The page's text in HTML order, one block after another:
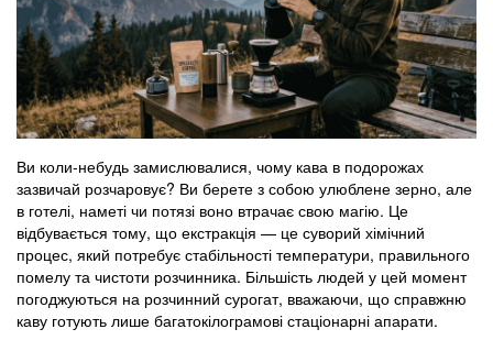
Ви коли-небудь замислювалися, чому кава в подорожах
зазвичай розчаровує? Ви берете з собою улюблене зерно, але
в готелі, наметі чи потязі воно втрачає свою магію. Це
відбувається тому, що екстракція — це суворий хімічний
процес, який потребує стабільності температури, правильного
помелу та чистоти розчинника. Більшість людей у цей момент
погоджуються на розчинний сурогат, вважаючи, що справжню
каву готують лише багатокілограмові стаціонарні апарати.